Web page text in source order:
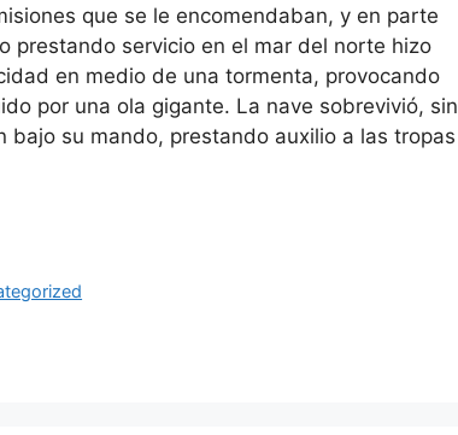
que se le encomendaban, y en parte
prestando servicio en el mar del norte hizo
en medio de una tormenta, provocando
por una ola gigante. La nave sobrevivió, sin
bajo su mando, prestando auxilio a las tropas